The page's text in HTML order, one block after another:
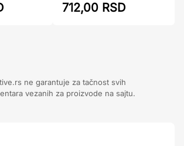
712,00 RSD
ne garantuje za tačnost svih
vezanih za proizvode na sajtu.